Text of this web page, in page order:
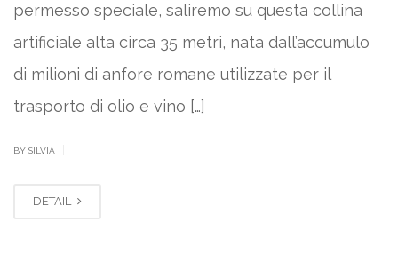
permesso speciale, saliremo su questa collina
artificiale alta circa 35 metri, nata dall’accumulo
di milioni di anfore romane utilizzate per il
trasporto di olio e vino […]
BY SILVIA
DETAIL